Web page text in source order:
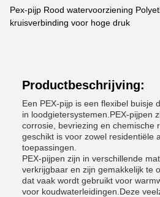
Pex-pijp Rood watervoorziening
kruisverbinding voor hoge druk
Productbeschrijving:
Een PEX-pijp is een flexibel buisje
in loodgietersystemen.PEX-pijpen
corrosie, bevriezing en chemische
geschikt is voor zowel residentiële
toepassingen.
PEX-pijpen zijn in verschillende
verkrijgbaar en zijn gemakkelijk te
dat vaak wordt gebruikt voor
voor koudwaterleidingen.Deze